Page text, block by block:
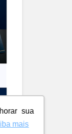
sua
mais